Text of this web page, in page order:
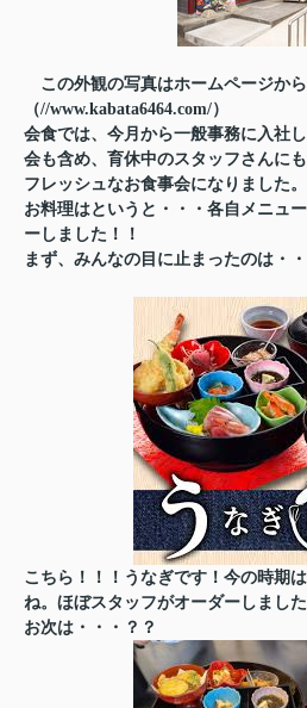
この外観の写真はホームページから
（//www.kabata6464.com/）
会食では、今月から一般事務に入社
会も含め、育休中のスタッフさんに
フレッシュなお食事会になりました。
お料理はというと・・・各自メニュ
ーしました！！
まず、みんなの目に止まったのは・・
こちら！！！うなぎです！今の時期
ね。ほぼスタッフがオーダーしました
お次は・・・？？